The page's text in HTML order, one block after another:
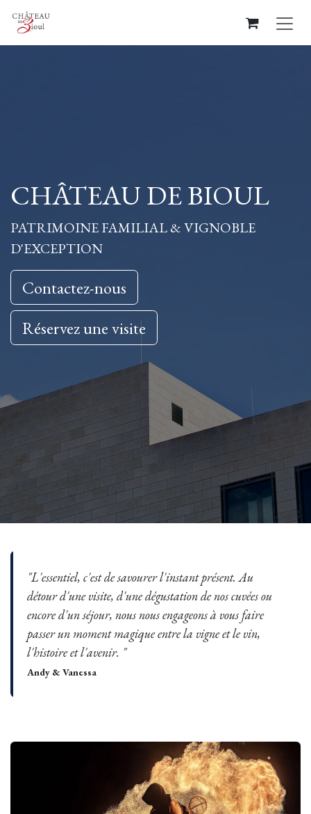
Se rendre au contenu
CHÂTEAU DE BIOUL
PATRIMOINE FAMILIAL & VIGNOBLE
D'EXCEPTION
Contac​​​​tez-nous
Rés​​​​ervez une visite
"L'essentiel, c'est de savourer l'instant présent. Au
détour d'une visite, d'une dégustation de nos cuvées ou
encore d'un séjour, nous nous engageons à vous faire
passer un moment magique entre la vigne et le vin,
l'histoire et l'avenir. "
Andy & Vanessa